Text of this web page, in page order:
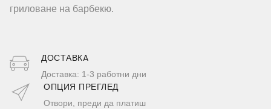
гриловане на барбекю.
ДОСТАВКA
Доставка: 1-3 работни дни
ОПЦИЯ ПРЕГЛЕД
Отвори, преди да платиш